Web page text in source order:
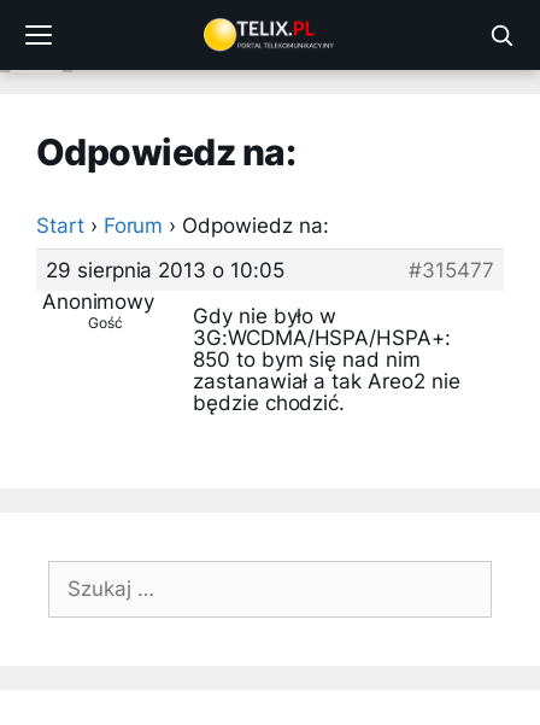
treści
Odpowiedz na:
Start › Forum › Odpowiedz na:
29 sierpnia 2013 o 10:05
#315477
Anonimowy
Gość
Gdy nie było w
3G:WCDMA/HSPA/HSPA+:
850 to bym się nad nim
zastanawiał a tak Areo2 nie
będzie chodzić.
Szukaj: